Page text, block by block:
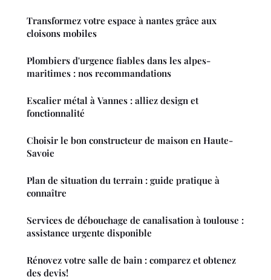
Transformez votre espace à nantes grâce aux
cloisons mobiles
Plombiers d'urgence fiables dans les alpes-
maritimes : nos recommandations
Escalier métal à Vannes : alliez design et
fonctionnalité
Choisir le bon constructeur de maison en Haute-
Savoie
Plan de situation du terrain : guide pratique à
connaître
Services de débouchage de canalisation à toulouse :
assistance urgente disponible
Rénovez votre salle de bain : comparez et obtenez
des devis!